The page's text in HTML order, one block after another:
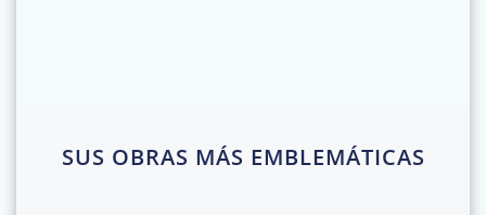
SUS OBRAS MÁS EMBLEMÁTICAS